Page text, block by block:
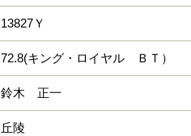
13827Ｙ
72.8(キング・ロイヤル ＢＴ）
鈴木 正一
丘陵